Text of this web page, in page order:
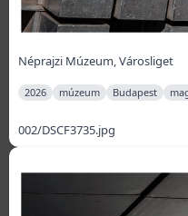
Néprajzi Múzeum, Városliget
2026 múzeum Budapest
002/DSCF3735.jpg